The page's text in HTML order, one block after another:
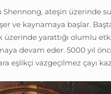
ateşin üzerinde su
ve kaynamaya başlar.
üzerinde yarattığı olumlu
devam eder. 5000 yıl
eşlikçi vazgeçilmez çayı